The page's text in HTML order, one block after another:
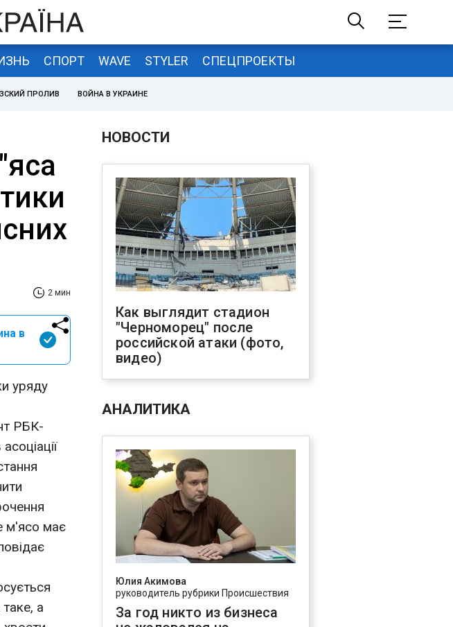
СПОРТ WAVE STYLER СПЕЦПРОЕКТЫ
ПРОЛИВ ВОЙНА В УКРАИНЕ
2 мин
в
уряду
РБК-
м'ясо має
а
НОВОСТИ
Как выглядит стадион
"Черноморец" после
российской атаки (фото,
видео)
АНАЛИТИКА
Юлия Акимова
руководитель рубрики Происшествия
За год никто из бизнеса